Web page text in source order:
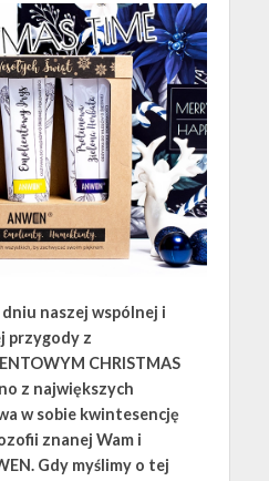
naszej wspólnej i
przygody z
CHRISTMAS
z największych
w sobie kwintesencję
znanej Wam i
Gdy myślimy o tej